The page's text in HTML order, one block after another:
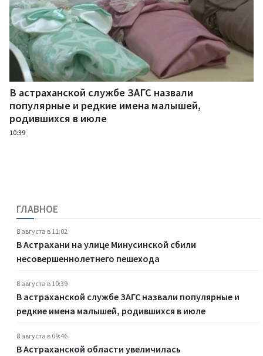
В астраханской службе ЗАГС назвали
популярные и редкие имена малышей,
родившихся в июле
10:39
ГЛАВНОЕ
8 августа в 11:02
В Астрахани на улице Минусинской сбили
несовершеннолетнего пешехода
8 августа в 10:39
В астраханской службе ЗАГС назвали популярные и
редкие имена малышей, родившихся в июле
8 августа в 09:46
В Астраханской области увеличилась